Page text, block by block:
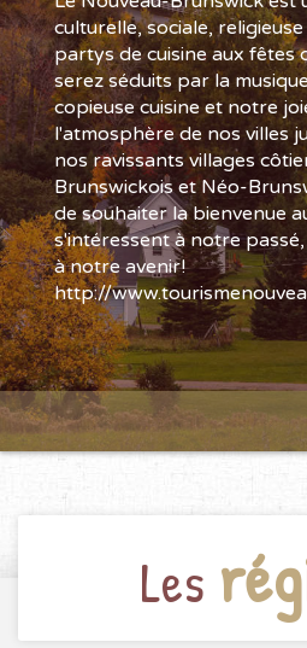
culturelle, sociale,
partys de cuisine aux fêtes
serez séduits par la
copieuse cuisine et notre
l'atmosphère de nos villes
nos ravissants villages
Brunswickois et Néo-
de souhaiter la bienvenue
s'intéressent à notre
à notre avenir!
http://
Les